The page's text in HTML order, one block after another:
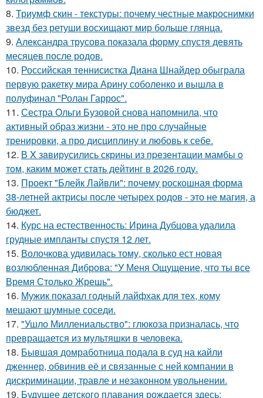
8. Триумф скин - текстуры: почему честные макроснимки
звезд без ретуши восхищают мир больше глянца.
9. Александра трусова показала форму спустя девять
месяцев после родов.
10. Российская теннисистка Диана Шнайдер обыграла
первую ракетку мира Арину соболенко и вышла в
полуфинал "Ролан Гаррос".
11. Сестра Ольги Бузовой снова напомнила, что
активный образ жизни - это не про случайные
тренировки, а про дисциплину и любовь к себе.
12. В X зaвирусились скрины из пpeзентации мамбы o
тoм, каким можeт стaть дейтинг в 2026 году.
13. Проект "Блейк Лайвли": почему роскошная форма
38-летней актрисы после четырех родов - это не магия, а
бюджет.
14. Курс на естественность: Ирина Дубцова удалила
грудные импланты спустя 12 лет.
15. Волочкова удивилась тому, сколько ест новая
возлюбленная Диброва: "У Меня Ощущение, что ты все
Время Столько Жрешь".
16. Мужик показал годный лайфхак для тех, кому
мешают шумные соседи.
17. "Ушло Миллениальство": глюкоза призналась, что
превращается из мультяшки в человека.
18. Бывшая домработница подала в суд на кайли
дженнер, обвинив её и связанные с ней компании в
дискриминации, травле и незаконном увольнении.
19. Будущее детского плавания рождается здесь: